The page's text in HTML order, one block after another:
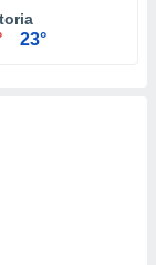
23°